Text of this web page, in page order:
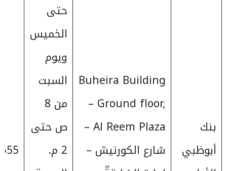
بنك
أبوظبي
Buheira Building
– Ground floor,
Al Reem Plaza –
شارع الكورنيش –
حتى
الخميس
ويوم
السبت
من 8
ص حتى
2 م.